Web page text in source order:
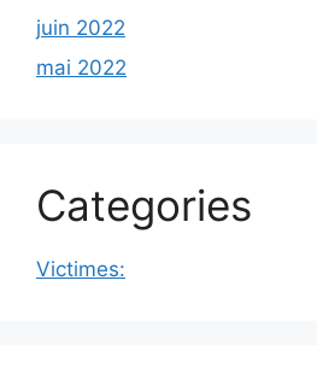
juin 2022
mai 2022
Categories
Victimes: